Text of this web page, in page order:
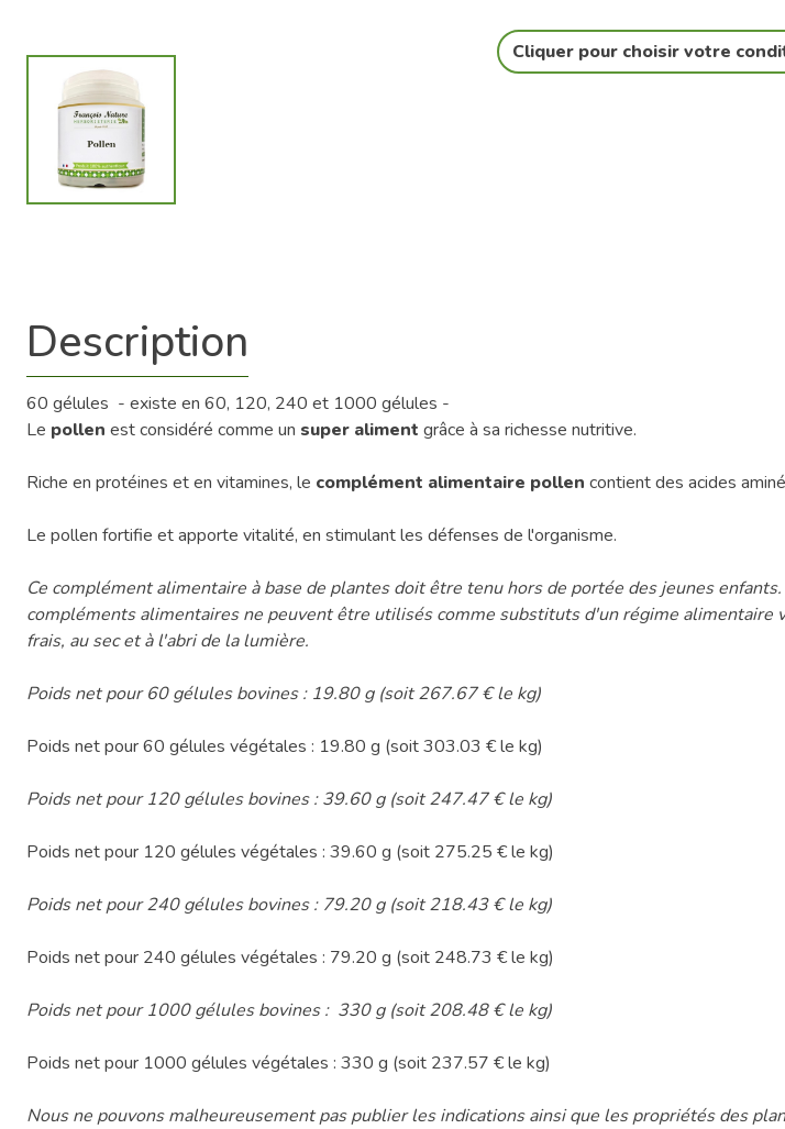
Cliquer pour choisir votre
Description
60 gélules - existe en 60, 120, 240 et 1000 gélules -
Le pollen est considéré comme un super aliment grâce à sa richesse nutritive.
Riche en protéines et en vitamines, le complément alimentaire pollen contient des acides
Le pollen fortifie et apporte vitalité, en stimulant les défenses de l'organisme.
Ce complément alimentaire à base de plantes doit être tenu hors de portée des jeunes
compléments alimentaires ne peuvent être utilisés comme substituts d'un régime alimentaire
frais, au sec et à l'abri de la lumière.
Poids net pour 60 gélules bovines : 19.80 g (soit 267.67 € le kg)
Poids net pour 60 gélules végétales : 19.80 g (soit 303.03 € le kg)
Poids net pour 120 gélules bovines : 39.60 g (soit 247.47 € le kg)
Poids net pour 120 gélules végétales : 39.60 g (soit 275.25 € le kg)
Poids net pour 240 gélules bovines : 79.20 g (soit 218.43 € le kg)
Poids net pour 240 gélules végétales : 79.20 g (soit 248.73 € le kg)
Poids net pour 1000 gélules bovines : 330 g (soit 208.48 € le kg)
Poids net pour 1000 gélules végétales : 330 g (soit 237.57 € le kg)
Nous ne pouvons malheureusement pas publier les indications ainsi que les propriétés des